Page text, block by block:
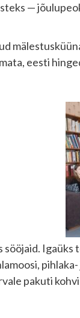
—
eesti
Igaüks
pakuti